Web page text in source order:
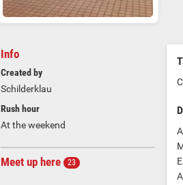
Info
Created by
Schilderklau
Rush hour
At the weekend
Meet up here 23